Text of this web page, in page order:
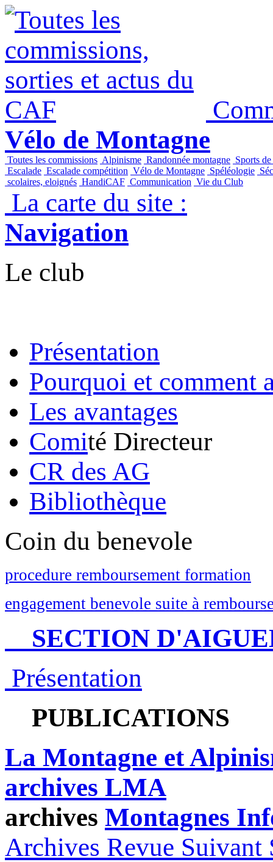
Vélo de Montagne
Toutes les commissions Alpinisme Randonnée montagne Sports
Escalade Escalade compétition Vélo de Montagne Spéléologie
scolaires, eloignés HandiCAF Communication Vie du Club
La carte du site :
Navigation
Le club
Présentation
Pourquoi et comment
Les avantages
Comité Directeur
CR des AG
Bibliothèque
Coin du benevole
procedure remboursement formation
engagement benevole suite à
SECTION
Présentation
PUBLICATIONS
La Montagne et
archives LMA
archives Montagnes
Archives Revue Suivant